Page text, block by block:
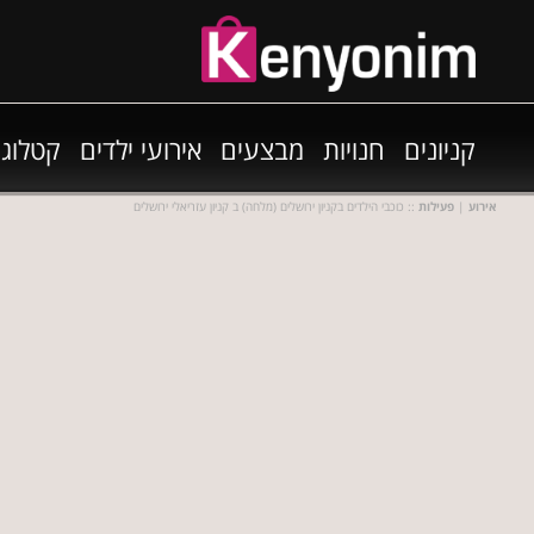
קניונים חנויות מבצעים אירועי ילדים
אירוע | פעילות :: כוכבי הילדים בקניון ירושלים (מלחה) ב קניון עזריאלי ירושלים